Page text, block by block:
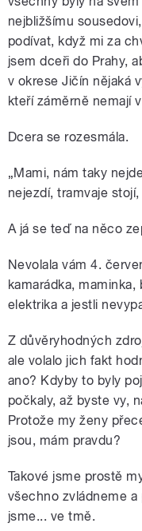
nejbližšímu
podívat, když mi za
jsem dceři do Prahy,
v okrese Jičín nějaká
kteří záměrně nemají
Dcera se rozesmála.
„Mami, nám taky
nejezdí, tramvaje
A já se teď na něco
Nevolala vám 4.
kamarádka,
elektrika a jestli
Z důvěryhodných
ale volalo jich fakt
ano? Kdyby to byly
počkaly, až byste vy,
Protože my ženy
jsou, mám pravdu?
Takové jsme prostě
všechno zvládneme a
jsme... ve tmě.